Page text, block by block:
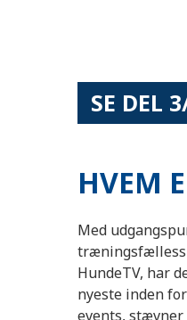
SE DEL
HVEM
Med
HundeTV, har
nyeste inden
events, stævner